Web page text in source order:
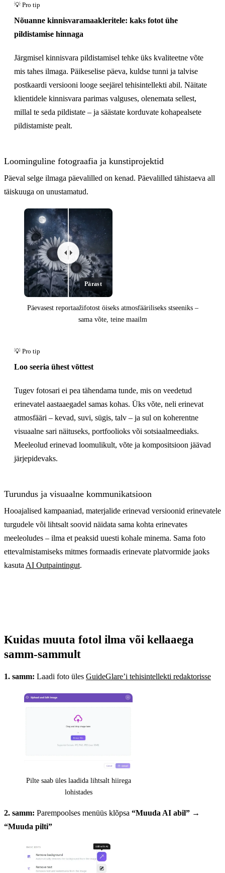
Enne
Nõuanne kinnisvaramaakleritele: kaks fotot ühe
pildistamise hinnaga
Järgmisel kinnisvara pildistamisel tehke üks kvaliteetne võte
mis tahes ilmaga. Päikeselise päeva, kuldse tunni ja talvise
postkaardi versiooni looge seejärel tehisintellekti abil. Näitate
klientidele kinnisvara parimas valguses, olenemata sellest,
millal te seda pildistate – ja säästate korduvate kohapealsete
pildistamiste pealt.
Loominguline fotograafia ja kunstiprojektid
Päeval selge ilmaga päevalilled on kenad. Päevalilled tähistaeva all
täiskuuga on unustamatud.
Pärast
Päevasest reportaažifotost öiseks atmosfääriliseks stseeniks –
sama võte, teine maailm
Loo seeria ühest võttest
Tugev fotosari ei pea tähendama tunde, mis on veedetud
erinevatel aastaaegadel samas kohas. Üks võte, neli erinevat
atmosfääri – kevad, suvi, sügis, talv – ja sul on koherentne
visuaalne sari näituseks, portfoolioks või sotsiaalmeediaks.
Meeleolud erinevad loomulikult, võte ja kompositsioon jäävad
järjepidevaks.
Turundus ja visuaalne kommunikatsioon
Hooajalised kampaaniad, materjalide erinevad versioonid erinevatele
turgudele või lihtsalt soovid näidata sama kohta erinevates
meeleoludes – ilma et peaksid uuesti kohale minema. Sama foto
ettevalmistamiseks mitmes formaadis erinevate platvormide jaoks
kasuta AI Outpaintingut.
Kuidas muuta fotol ilma või kellaaega
samm-sammult
1. samm: Laadi foto üles GuideGlare’i tehisintellekti redaktorisse
Pilte saab üles laadida lihtsalt hiirega
lohistades
2. samm: Parempoolses menüüs klõpsa “Muuda AI abil” →
“Muuda pilti”